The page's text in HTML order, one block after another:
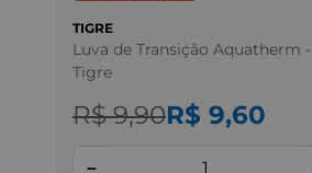
TIGRE
Luva de Transição Aquatherm -
Tigre
R$ 9,60
R$ 9,90
－